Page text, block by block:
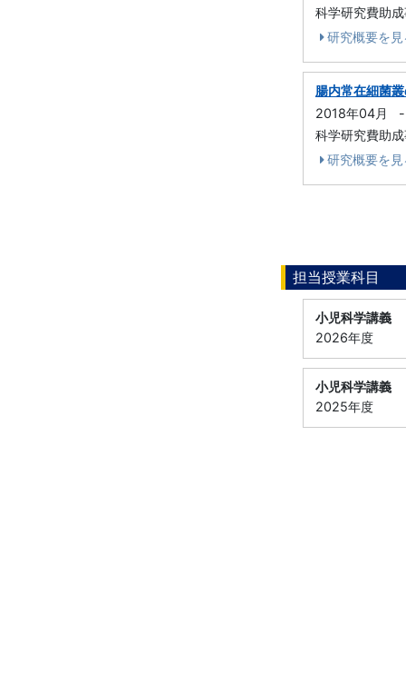
科学研究費助
研究概要を見
腸内常在細菌
2018年04月
-
科学研究費助
研究概要を見
担当授業科目
小児科学講義
2026年度
小児科学講義
2025年度